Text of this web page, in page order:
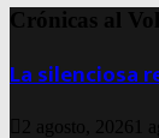
Crónicas al
La silenciosa
2 agosto, 2026 1